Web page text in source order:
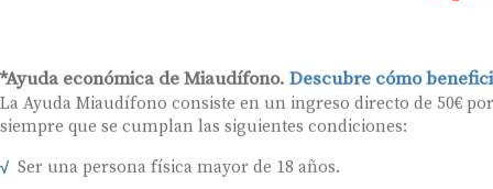
*Ayuda económica de Miaudífono. Descubre cómo
La Ayuda Miaudífono consiste en un ingreso directo de 50€
siempre que se cumplan las siguientes condiciones:
Ser una persona física mayor de 18 años.